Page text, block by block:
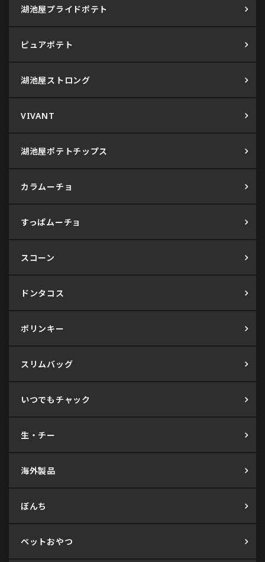
湖池屋プライドポテト
ピュアポテト
湖池屋ストロング
VIVANT
湖池屋ポテトチップス
カラムーチョ
すっぱムーチョ
スコーン
ドンタコス
ポリンキー
スリムバッグ
いつでもチャック
生・チー
海外製品
ぼんち
ペットおやつ